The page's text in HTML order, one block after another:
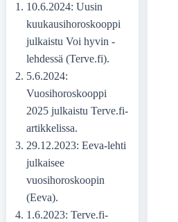
10.6.2024: Uusin
kuukausihoroskooppi
julkaistu Voi hyvin -
lehdessä (Terve.fi).
5.6.2024:
Vuosihoroskooppi
2025 julkaistu Terve.fi-
artikkelissa.
29.12.2023: Eeva-lehti
julkaisee
vuosihoroskoopin
(Eeva).
1.6.2023: Terve.fi-